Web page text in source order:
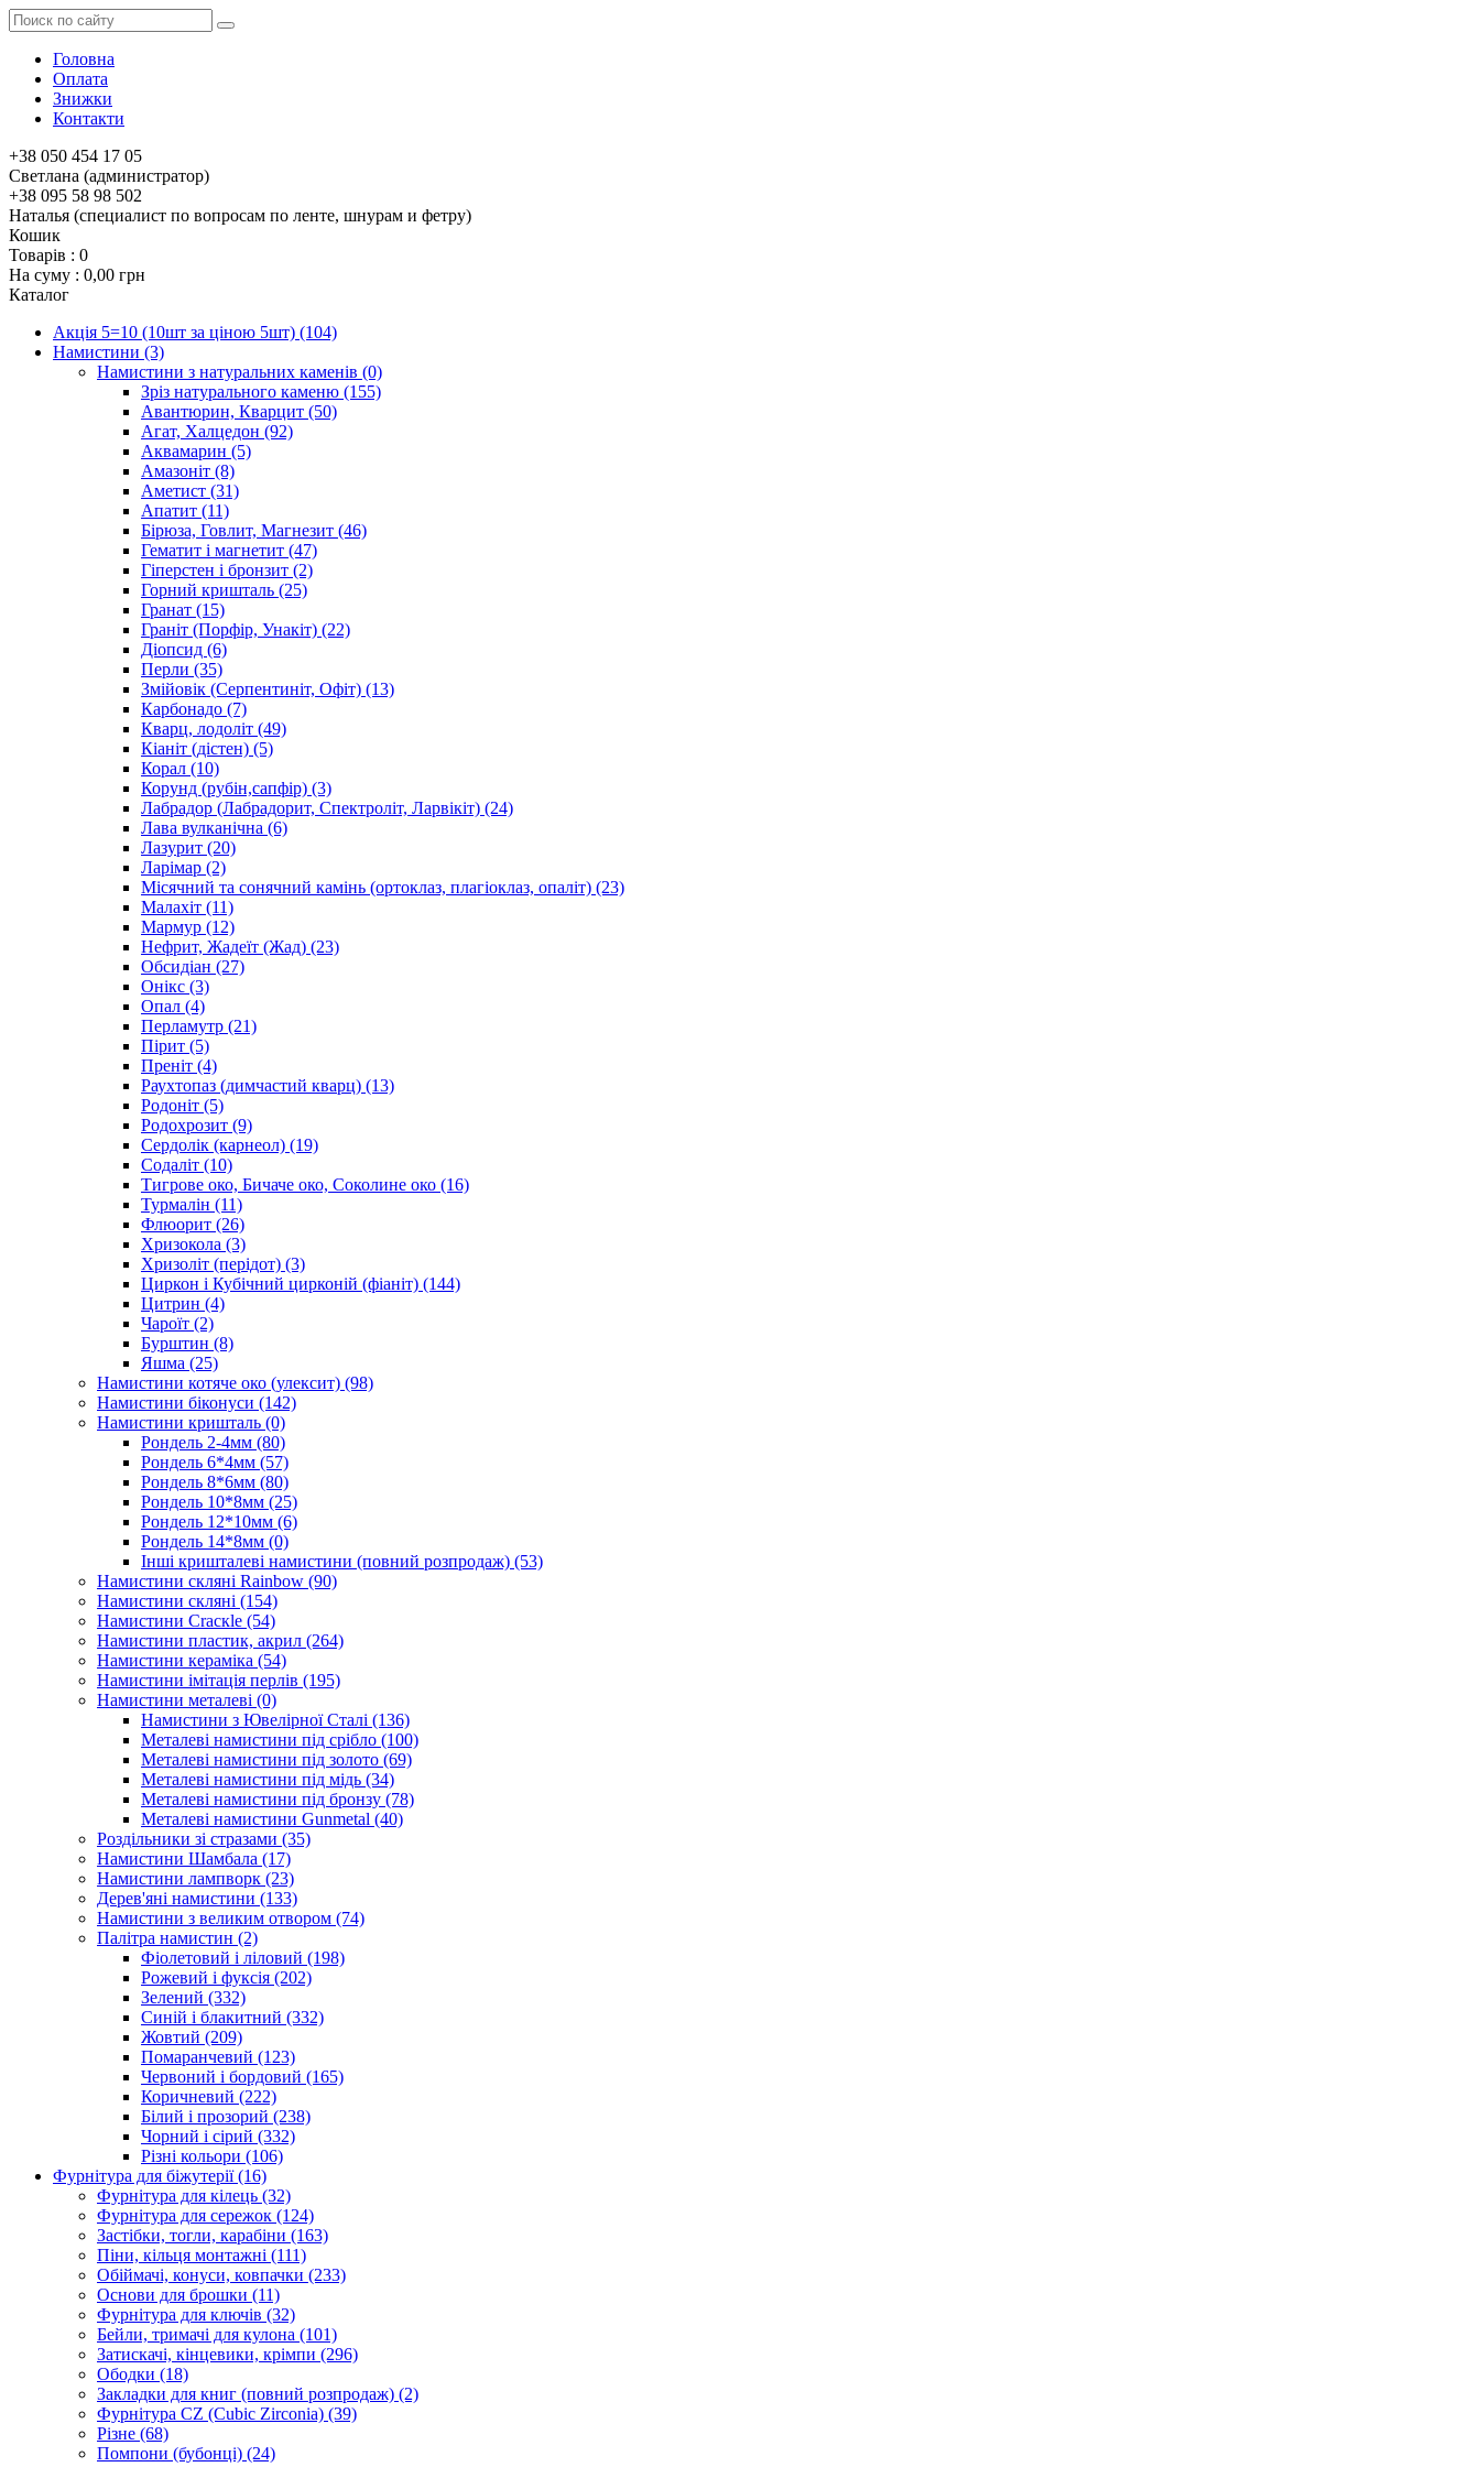
Головна
Оплата
Знижки
Контакти
+38 050 454 17 05
Светлана (администратор)
+38 095 58 98 502
Наталья (специалист по вопросам по ленте, шнурам и фетру)
Кошик
Товарів : 0
На суму : 0,00 грн
Каталог
Акція 5=10 (10шт за ціною 5шт) (104)
Намистини (3)
Намистини з натуральних каменів (0)
Зріз натурального каменю (155)
Авантюрин, Кварцит (50)
Агат, Халцедон (92)
Аквамарин (5)
Амазоніт (8)
Аметист (31)
Апатит (11)
Бірюза, Говлит, Магнезит (46)
Гематит і магнетит (47)
Гіперстен і бронзит (2)
Горний кришталь (25)
Гранат (15)
Граніт (Порфір, Унакіт) (22)
Діопсид (6)
Перли (35)
Змійовік (Серпентиніт, Офіт) (13)
Карбонадо (7)
Кварц, лодоліт (49)
Кіаніт (дістен) (5)
Корал (10)
Корунд (рубін,сапфір) (3)
Лабрадор (Лабрадорит, Спектроліт, Ларвікіт) (24)
Лава вулканічна (6)
Лазурит (20)
Ларімар (2)
Місячний та сонячний камінь (ортоклаз, плагіоклаз, опаліт) (23)
Малахіт (11)
Мармур (12)
Нефрит, Жадеїт (Жад) (23)
Обсидіан (27)
Онікс (3)
Опал (4)
Перламутр (21)
Пірит (5)
Преніт (4)
Раухтопаз (димчастий кварц) (13)
Родоніт (5)
Родохрозит (9)
Сердолік (карнеол) (19)
Содаліт (10)
Тигрове око, Бичаче око, Соколине око (16)
Турмалін (11)
Флюорит (26)
Хризокола (3)
Хризоліт (перідот) (3)
Циркон і Кубічний цирконій (фіаніт) (144)
Цитрин (4)
Чароїт (2)
Бурштин (8)
Яшма (25)
Намистини котяче око (улексит) (98)
Намистини біконуси (142)
Намистини кришталь (0)
Рондель 2-4мм (80)
Рондель 6*4мм (57)
Рондель 8*6мм (80)
Рондель 10*8мм (25)
Рондель 12*10мм (6)
Рондель 14*8мм (0)
Інші кришталеві намистини (повний розпродаж) (53)
Намистини скляні Rainbow (90)
Намистини скляні (154)
Намистини Cracкle (54)
Намистини пластик, акрил (264)
Намистини кераміка (54)
Намистини імітація перлів (195)
Намистини металеві (0)
Намистини з Ювелірної Сталі (136)
Металеві намистини під срібло (100)
Металеві намистини під золото (69)
Металеві намистини під мідь (34)
Металеві намистини під бронзу (78)
Металеві намистини Gunmetal (40)
Роздільники зі стразами (35)
Намистини Шамбала (17)
Намистини лампворк (23)
Дерев'яні намистини (133)
Намистини з великим отвором (74)
Палітра намистин (2)
Фіолетовий і ліловий (198)
Рожевий і фуксія (202)
Зелений (332)
Синій і блакитний (332)
Жовтий (209)
Помаранчевий (123)
Червоний і бордовий (165)
Коричневий (222)
Білий і прозорий (238)
Чорний і сірий (332)
Різні кольори (106)
Фурнітура для біжутерії(16)
Фурнітура для кілець (32)
Фурнітура для сережок (124)
Застібки, тогли, карабіни (163)
Піни, кільця монтажні (111)
Обіймачі, конуси, ковпачки (233)
Основи для брошки (11)
Фурнітура для ключів (32)
Бейли, тримачі для кулона (101)
Затискачі, кінцевики, крімпи (296)
Ободки (18)
Закладки для книг (повний розпродаж) (2)
Фурнітура CZ (Cubic Zirconia) (39)
Різне (68)
Помпони (бубонці) (24)